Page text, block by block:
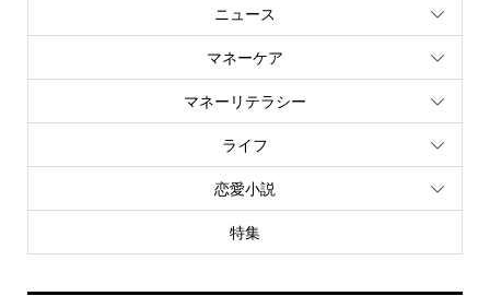
ニュース
マネーケア
マネーリテラシー
ライフ
恋愛小説
特集